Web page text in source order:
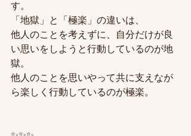
す。
「地獄」と「極楽」の違いは、
他人のことを考えずに、自分だけが良
い思いをしようと行動しているのが地
獄。
他人のことを思いやって共に支えなが
ら楽しく行動しているのが極楽。